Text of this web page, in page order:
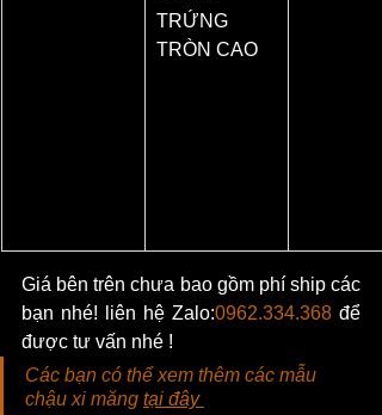
TRỨNG
TRÒN CAO
Giá bên trên chưa bao gồm phí ship các
bạn nhé! liên hệ Zalo:0962.334.368 để
được tư vấn nhé !
Các bạn có thể xem thêm các mẫu
chậu xi măng tại đây